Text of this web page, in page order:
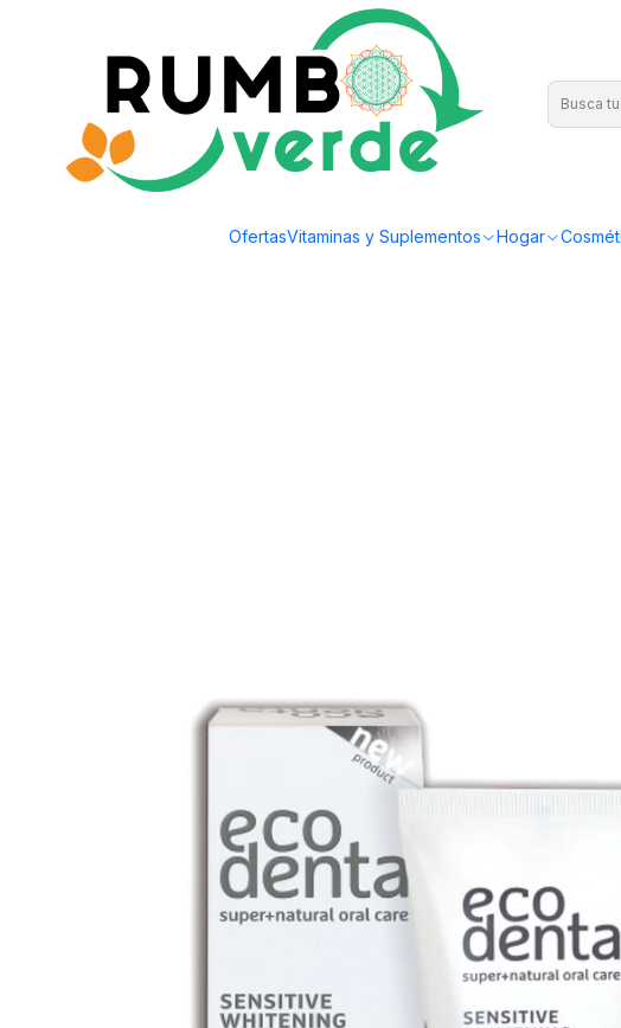
OfertasVitaminas y Suplementos Hogar
Envío gratis por compras sobre los 59.990 en la provincia de Santiago
Natural Cosmetics Personal Hygiene Ecodenta - Pasta dental Blanqueadora